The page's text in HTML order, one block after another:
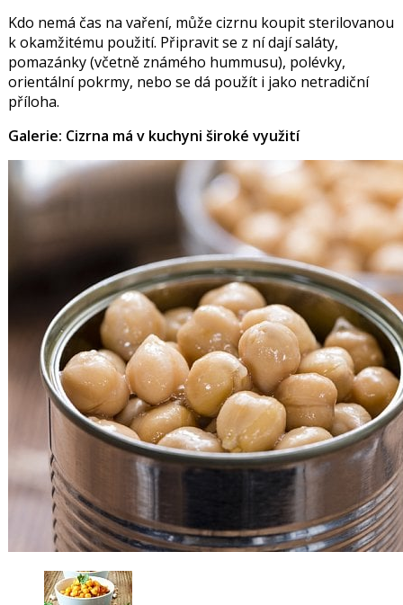
Kdo nemá čas na vaření, může cizrnu koupit sterilovanou
k okamžitému použití. Připravit se z ní dají saláty,
pomazánky (včetně známého hummusu), polévky,
orientální pokrmy, nebo se dá použít i jako netradiční
příloha.
Galerie: Cizrna má v kuchyni široké využití